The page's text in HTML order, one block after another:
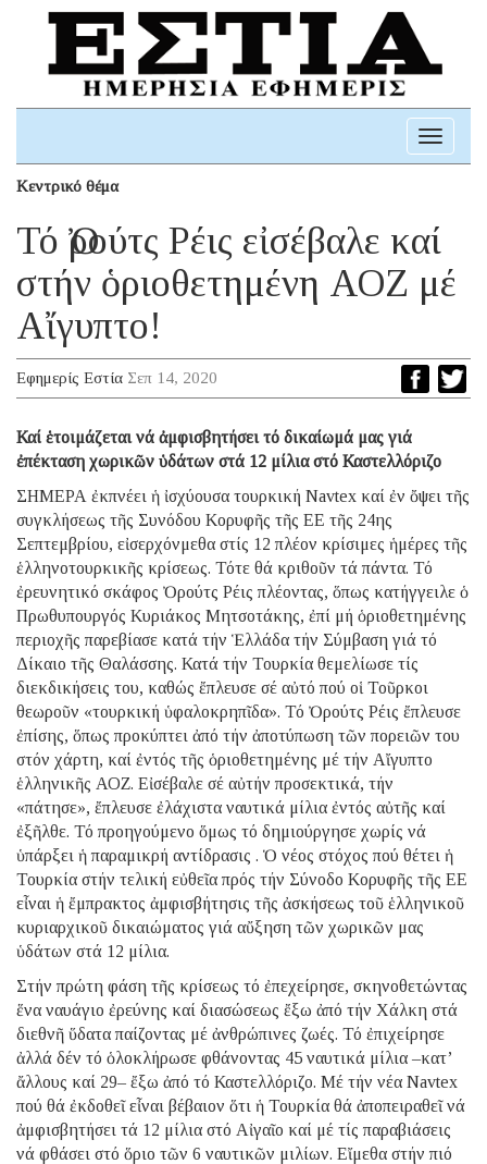
Toggle
Κεντρικό θέμα
Τό Ὀρούτς Ρέις εἰσέβαλε καί
στήν ὁριοθετημένη ΑΟΖ μέ
Αἴγυπτο!
Εφημερίς Εστία Σεπ 14, 2020
Καί ἑτοιμάζεται νά ἀμφισβητήσει τό δικαίωμά μας γιά
ἐπέκταση χωρικῶν ὑδάτων στά 12 μίλια στό Καστελλόριζο
ΣΗΜΕΡΑ ἐκπνέει ἡ ἰσχύουσα τουρκική Navtex καί ἐν ὄψει τῆς
συγκλήσεως τῆς Συνόδου Κορυφῆς τῆς ΕΕ τῆς 24ης
Σεπτεμβρίου, εἰσερχόνμεθα στίς 12 πλέον κρίσιμες ἡμέρες τῆς
ἑλληνοτουρκικῆς κρίσεως. Τότε θά κριθοῦν τά πάντα. Τό
ἐρευνητικό σκάφος Ὀρούτς Ρέις πλέοντας, ὅπως κατήγγειλε ὁ
Πρωθυπουργός Κυριάκος Μητσοτάκης, ἐπί μή ὁριοθετημένης
περιοχῆς παρεβίασε κατά τήν Ἑλλάδα τήν Σύμβαση γιά τό
Δίκαιο τῆς Θαλάσσης. Κατά τήν Τουρκία θεμελίωσε τίς
διεκδικήσεις του, καθώς ἔπλευσε σέ αὐτό πού οἱ Τοῦρκοι
θεωροῦν «τουρκική ὑφαλοκρηπῖδα». Τό Ὀρούτς Ρέις ἔπλευσε
ἐπίσης, ὅπως προκύπτει ἀπό τήν ἀποτύπωση τῶν πορειῶν του
στόν χάρτη, καί ἐντός τῆς ὁριοθετημένης μέ τήν Αἴγυπτο
ἑλληνικῆς ΑΟΖ. Εἰσέβαλε σέ αὐτήν προσεκτικά, τήν
«πάτησε», ἔπλευσε ἐλάχιστα ναυτικά μίλια ἐντός αὐτῆς καί
ἐξῆλθε. Τό προηγούμενο ὅμως τό δημιούργησε χωρίς νά
ὑπάρξει ἡ παραμικρή αντίδρασις . Ὁ νέος στόχος πού θέτει ἡ
Τουρκία στήν τελική εὐθεῖα πρός τήν Σύνοδο Κορυφῆς τῆς ΕΕ
εἶναι ἡ ἔμπρακτος ἀμφισβήτησις τῆς ἀσκήσεως τοῦ ἑλληνικοῦ
κυριαρχικοῦ δικαιώματος γιά αὔξηση τῶν χωρικῶν μας
ὑδάτων στά 12 μίλια.
Στήν πρώτη φάση τῆς κρίσεως τό ἐπεχείρησε, σκηνοθετώντας
ἕνα ναυάγιο ἐρεύνης καί διασώσεως ἔξω ἀπό τήν Χάλκη στά
διεθνῆ ὕδατα παίζοντας μέ ἀνθρώπινες ζωές. Τό ἐπιχείρησε
ἀλλά δέν τό ὁλοκλήρωσε φθάνοντας 45 ναυτικά μίλια –κατ’
ἄλλους καί 29– ἔξω ἀπό τό Καστελλόριζο. Μέ τήν νέα Navtex
πού θά ἐκδοθεῖ εἶναι βέβαιον ὅτι ἡ Τουρκία θά ἀποπειραθεῖ νά
ἀμφισβητήσει τά 12 μίλια στό Αἰγαῖο καί μέ τίς παραβιάσεις
νά φθάσει στό ὅριο τῶν 6 ναυτικῶν μιλίων. Εἴμεθα στήν πιό